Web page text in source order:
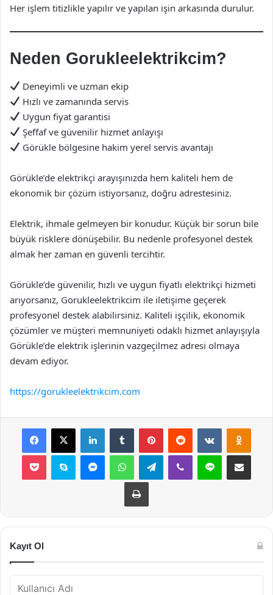
Her işlem titizlikle yapılır ve yapılan işin arkasında durulur.
Neden Gorukleelektrikcim?
Deneyimli ve uzman ekip
Hızlı ve zamanında servis
Uygun fiyat garantisi
Şeffaf ve güvenilir hizmet anlayışı
Görükle bölgesine hakim yerel servis avantajı
Görükle’de elektrikçi arayışınızda hem kaliteli hem de
ekonomik bir çözüm istiyorsanız, doğru adrestesiniz.
Elektrik, ihmale gelmeyen bir konudur. Küçük bir sorun bile
büyük risklere dönüşebilir. Bu nedenle profesyonel destek
almak her zaman en güvenli tercihtir.
Görükle’de güvenilir, hızlı ve uygun fiyatlı elektrikçi hizmeti
arıyorsanız, Gorukleelektrikcim ile iletişime geçerek
profesyonel destek alabilirsiniz. Kaliteli işçilik, ekonomik
çözümler ve müşteri memnuniyeti odaklı hizmet anlayışıyla
Görükle’de elektrik işlerinin vazgeçilmez adresi olmaya
devam ediyor.
https://gorukleelektrikcim.com
Facebook
X LinkedInTumblr PinterestReddit VKontakte
Pocket Skype MessengerWhatsAppTelegramViber Line E-Posta ile
Yazdır
Kayıt Ol